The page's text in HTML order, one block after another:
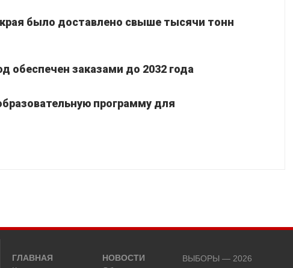
было доставлено свыше тысячи тонн
обеспечен заказами до 2032 года
программу для
ГЛАВНАЯ
НОВОСТИ
ВЫБОРЫ — 2026